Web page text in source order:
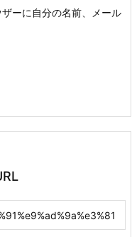
ーに自分の名前、メール